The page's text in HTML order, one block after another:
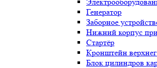
Генератор
Заборное
Нижний корпус
Стартёр
Кронштейн
Блок цилиндров